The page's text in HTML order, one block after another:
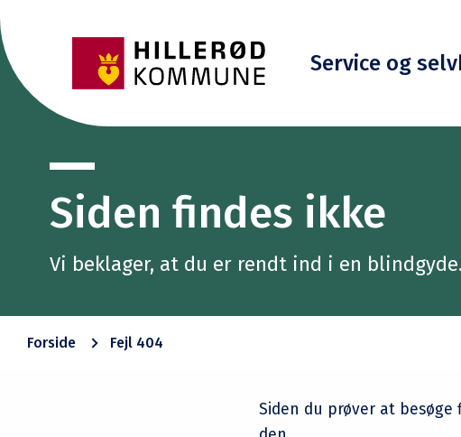
Service og
Siden findes ikke
Vi beklager, at du er rendt ind i en blindgyde.
Forside Fejl 404
Siden du prøver at